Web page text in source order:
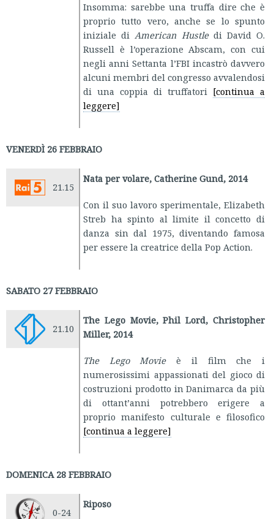
Insomma: sarebbe una truffa dire che è
proprio tutto vero, anche se lo spunto
iniziale diAmerican Hustledi David O.
Russell è l’operazione Abscam, con cui
negli anni Settanta l’FBI incastrò davvero
alcuni membri del congresso avvalendosi
di una coppia di truffatori [continua a
leggere]
VENERDÌ 26 FEBBRAIO
21.15
Nata per volare, Catherine Gund, 2014
Con il suo lavoro sperimentale, Elizabeth
Streb ha spinto al limite il concetto di
danza sin dal 1975, diventando famosa
per essere la creatrice della Pop Action.
SABATO 27 FEBBRAIO
21.10
The Lego Movie, Phil Lord, Christopher
Miller, 2014
The Lego Movieè il film che i
numerosissimi appassionati del gioco di
costruzioni prodotto in Danimarca da più
di ottant’anni potrebbero erigere a
proprio manifesto culturale e filosofico
[continua a leggere]
DOMENICA 28 FEBBRAIO
0-24
Riposo